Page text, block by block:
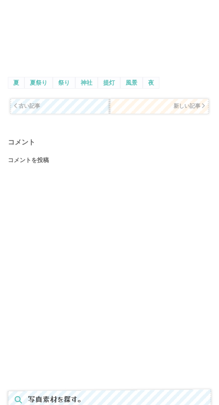
夏 夏祭り 祭り 神社 提灯 風景 夜
古い記事 新しい記事
コメント
コメントを投稿
写真素材を探す。